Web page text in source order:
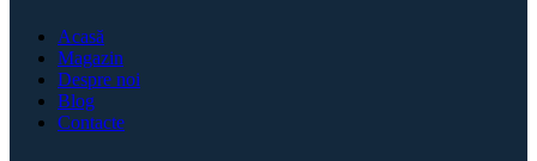
Acasă
Magazin
Despre noi
Blog
Contacte